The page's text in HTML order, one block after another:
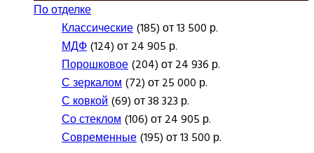
По отделке
Классические(185) от 13 500 р.
МДФ(124) от 24 905 р.
Порошковое(204) от 24 936 р.
С зеркалом(72) от 25 000 р.
С ковкой(69) от 38 323 р.
Со стеклом(106) от 24 905 р.
Современные(195) от 13 500 р.